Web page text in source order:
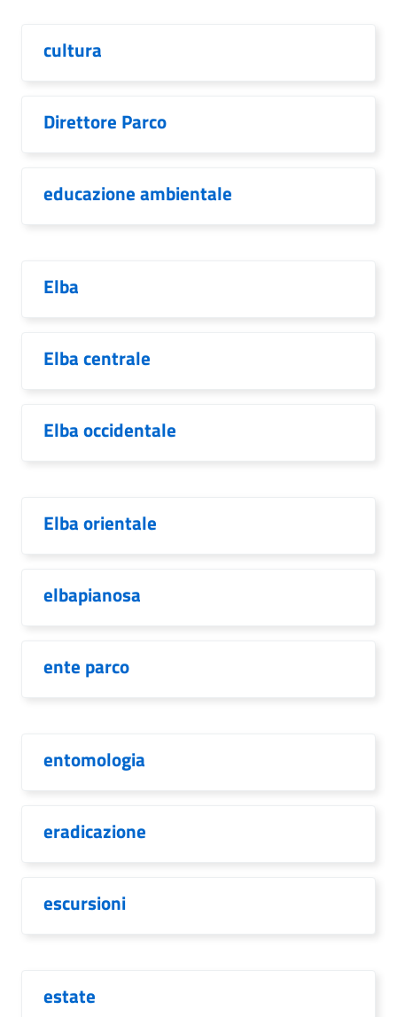
cultura
Direttore Parco
educazione ambientale
Elba
Elba centrale
Elba occidentale
Elba orientale
elbapianosa
ente parco
entomologia
eradicazione
escursioni
estate